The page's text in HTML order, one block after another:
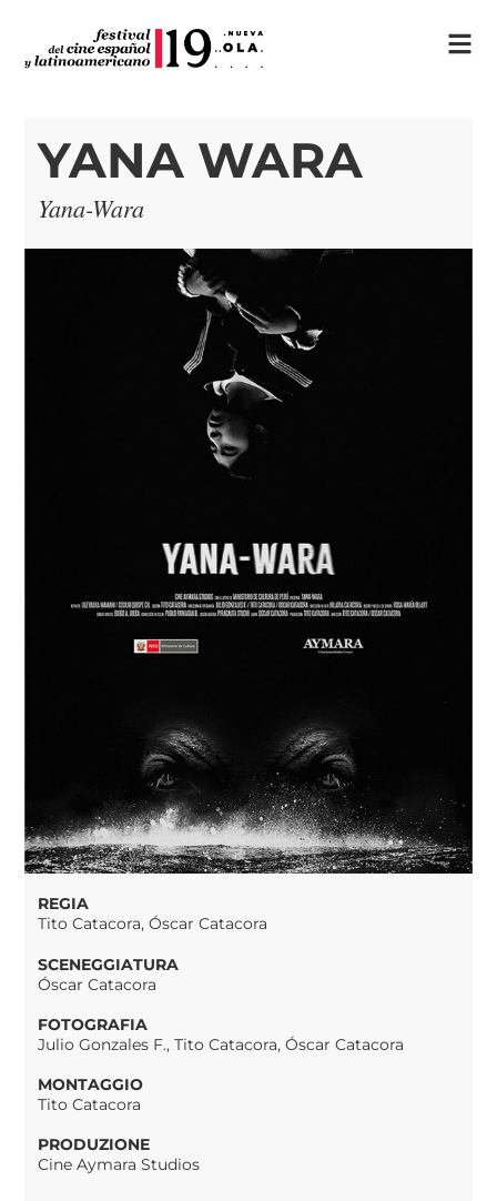
YANA WARA
Yana-Wara
REGIA
Tito Catacora, Óscar Catacora
SCENEGGIATURA
Óscar Catacora
FOTOGRAFIA
Julio Gonzales F., Tito Catacora, Óscar Catacora
MONTAGGIO
Tito Catacora
PRODUZIONE
Cine Aymara Studios